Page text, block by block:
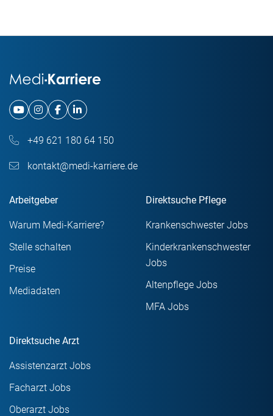
+49 621 180 64 150
kontakt@medi-karriere.de
Arbeitgeber
Warum Medi-Karriere?
Stelle schalten
Preise
Mediadaten
Direktsuche Pflege
Krankenschwester Jobs
Kinderkrankenschwester
Jobs
Altenpflege Jobs
MFA Jobs
Direktsuche Arzt
Assistenzarzt Jobs
Facharzt Jobs
Oberarzt Jobs